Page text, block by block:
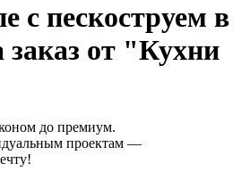
пескоструем в
заказ от "Кухни
до премиум.
проектам —